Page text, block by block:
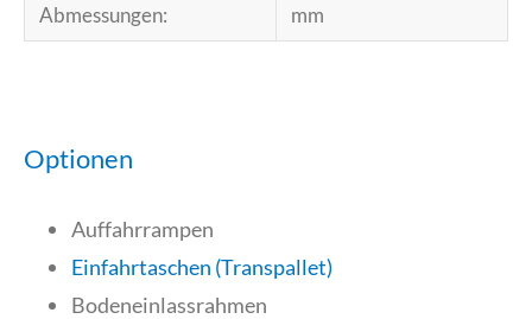
Abmessungen:
mm
Optionen
Auffahrrampen
Einfahrtaschen (Transpallet)
Bodeneinlassrahmen